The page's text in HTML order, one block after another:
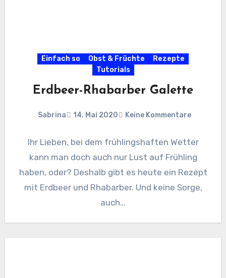
Einfach so Obst & Früchte
Rezepte
Tutorials
Erdbeer-Rhabarber Galette
Sabrina 14. Mai 2020 Keine Kommentare
Ihr Lieben, bei dem frühlingshaften Wetter
kann man doch auch nur Lust auf Frühling
haben, oder? Deshalb gibt es heute ein Rezept
mit Erdbeer und Rhabarber. Und keine Sorge,
auch…